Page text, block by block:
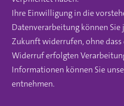
Ihre Einwilligung in die
Datenverarbeitung können
Zukunft widerrufen, ohne
Widerruf erfolgten
Informationen können Sie
entnehmen.